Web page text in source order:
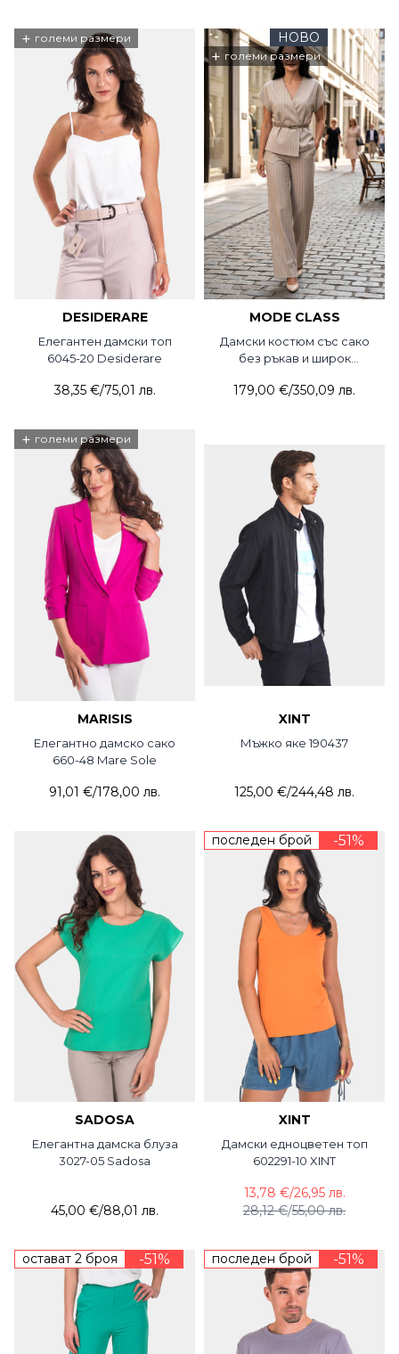
+ големи размери
DESIDERARE
Елегантен дамски топ
6045-20 Desiderare
38,35 €/75,01 лв.
НОВО
+ големи размери
MODE CLASS
Дамски костюм със сако
без ръкав и широк
179,00 €/350,09 лв.
+ големи размери
MARISIS
Елегантно дамско сако
660-48 Mare Sole
91,01 €/178,00 лв.
XINT
Мъжко яке 190437
125,00 €/244,48 лв.
SADOSA
Елегантна дамска блуза
3027-05 Sadosa
45,00 €/88,01 лв.
последен брой -51%
XINT
Дамски едноцветен топ
602291-10 XINT
28,12 €/55,00 лв.
13,78 €/26,95 лв.
остават 2 броя -51% последен брой -51%